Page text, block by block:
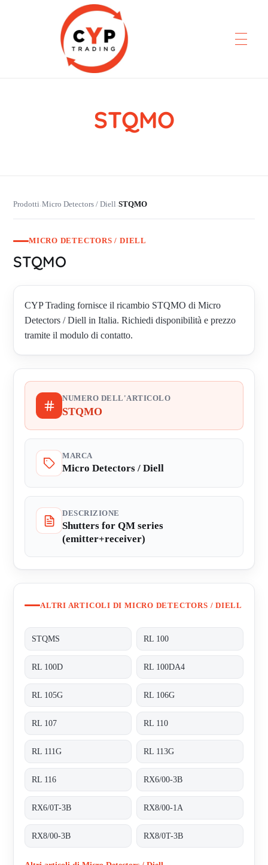
STQMO
Prodotti›Micro Detectors / Diell›STQMO
MICRO DETECTORS / DIELL
STQMO
CYP Trading fornisce il ricambio STQMO di Micro
Detectors / Diell in Italia. Richiedi disponibilità e prezzo
tramite il modulo di contatto.
NUMERO DELL'ARTICOLO
STQMO
MARCA
Micro Detectors / Diell
DESCRIZIONE
Shutters for QM series
(emitter+receiver)
ALTRI ARTICOLI DI MICRO DETECTORS / DIELL
STQMS RL 100
RL 100D RL 100DA4
RL 105G RL 106G
RL 107 RL 110
RL 111G RL 113G
RL 116 RX6/00-3B
RX6/0T-3B RX8/00-1A
RX8/00-3B RX8/0T-3B